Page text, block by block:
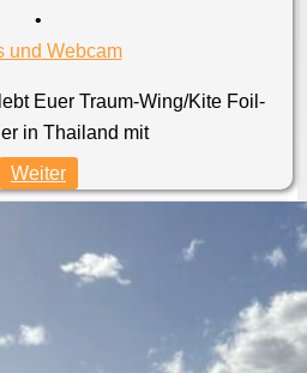
•
und Webcam
Euer Traum-Wing/Kite Foil-
in Thailand mit
Weiter